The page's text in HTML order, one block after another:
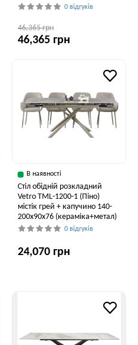
0 відгуків
46,365 грн
46,365 грн
В наявності
Стіл обідній розкладний
Vetro TML-1200-1 (Піно)
містік грей + капучино 140-
200x90x76 (кераміка+метал)
0 відгуків
24,070 грн